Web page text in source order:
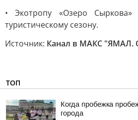
• Экотропу «Озеро Сыркова»
туристическому сезону.
Источник: Канал в МАКС "ЯМАЛ.
ТОП
Когда пробежка
города